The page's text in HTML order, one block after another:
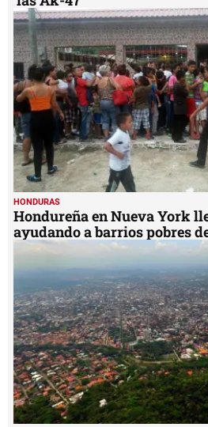
HONDURAS
Hondureña en Nueva York
ayudando a barrios pobres